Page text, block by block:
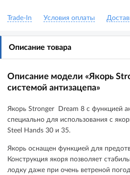
Trade-In Условия оплаты
Описание товара
Описание модели «Якорь
системой антизацепа»
Якорь Stronger Dream 8 с функцией
специально для использования с
Steel Hands 30 и 35.
Якорь оснащен функцией для
Конструкция якоря позволяет
лодку даже при очень ветреной